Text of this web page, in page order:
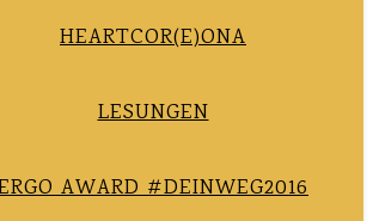
HEARTCOR(E)ONA
LESUNGEN
AWARD #DEINWEG2016